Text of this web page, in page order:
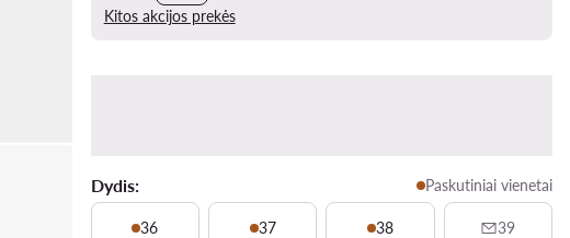
Kitos akcijos prekės
Dydis: Paskutiniai vienetai
36 37 38 39